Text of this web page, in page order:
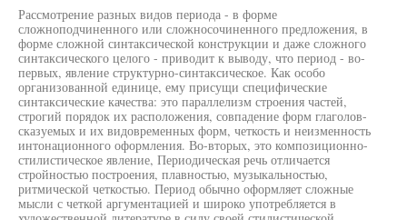
Рассмотрение разных видов периода - в форме
сложноподчиненного или сложносочиненного предложения, в
форме сложной синтаксической конструкции и даже сложного
синтаксического целого - приводит к выводу, что период - во-
первых, явление структурно-синтаксическое. Как особо
организованной единице, ему присущи специфические
синтаксические качества: это параллелизм строения частей,
строгий порядок их расположения, совпадение форм глаголов-
сказуемых и их видовременных форм, четкость и неизменность
интонационного оформления. Во-вторых, это композиционно-
стилистическое явление, Периодическая речь отличается
стройностью построения, плавностью, музыкальностью,
ритмической четкостью. Период обычно оформляет сложные
мысли с четкой аргументацией и широко употребляется в